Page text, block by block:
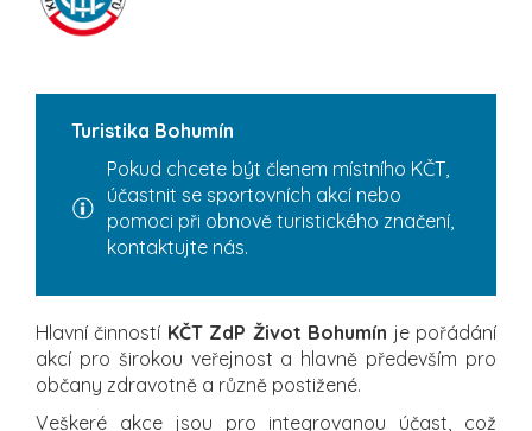
Turistika Bohumín
Pokud chcete být členem místního KČT,
účastnit se sportovních akcí nebo
pomoci při obnově turistického značení,
kontaktujte nás.
Hlavní činností KČT ZdP Život Bohumín je pořádání
akcí pro širokou veřejnost a hlavně především pro
občany zdravotně a různě postižené.
Veškeré akce jsou pro integrovanou účast, což